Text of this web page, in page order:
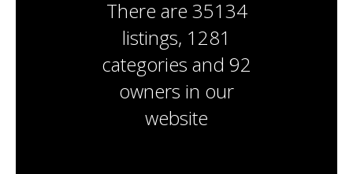
There are 35134
listings, 1281
categories and 92
owners in our
website